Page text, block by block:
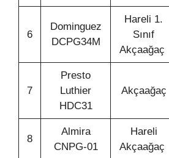
6
Dominguez
DCPG34M
Hareli 1.
Sınıf
Akçaağaç
7
Presto
Luthier
HDC31
Akçaağaç
8
Almira
CNPG-01
Hareli
Akçaağaç